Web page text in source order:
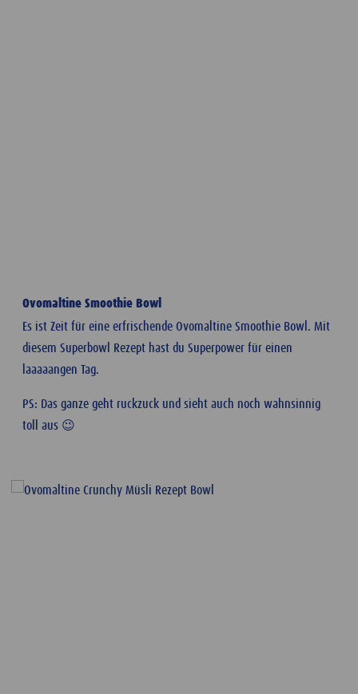
Ovomaltine Smoothie Bowl
Es ist Zeit für eine erfrischende Ovomaltine Smoothie Bowl. Mit
diesem Superbowl Rezept hast du Superpower für einen
laaaaangen Tag.
PS: Das ganze geht ruckzuck und sieht auch noch wahnsinnig
toll aus 😉